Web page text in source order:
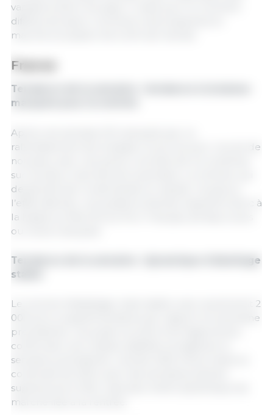
variations selon les pays. Il reste pour le moment
difficile de savoir comment cela impactera le
marché européen d’ici la fin de l’année.
France
Tendance de la semaine : tendance à la baisse
marquée pour la rentrée
Après une semaine 35 marquée par un
ralentissement de la baisse, le prix du porc recule de
nouveau, avec une perte cumulée de 4,2 centimes
sur les deux marchés de la semaine. La rentrée, qui
devait stimuler la demande en viande, n’a pas eu
l’effet attendu. Les positions d’achat repartent donc à
la baisse au Marché du Porc Français, de façon plus
ou moins marquée.
Tendance de la semaine : dynamique d’abattage
stable
Le volume d’abattage reste stable, avec seulement 2
000 porcs supplémentaires par rapport à la semaine
précédente. Les poids reculent très légèrement,
confirmant une relative stabilité enregistrée la
semaine précédente. L’année 2025 s’inscrit dans la
continuité de 2024, avec des semaines pleines
supérieures à l’été, mais sans réelle dynamique de
marché liée à la rentrée.